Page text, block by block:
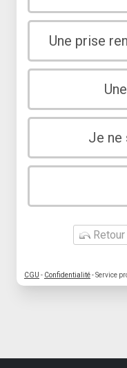
Une prise
Je ne
CGU - Confidentialité- Service